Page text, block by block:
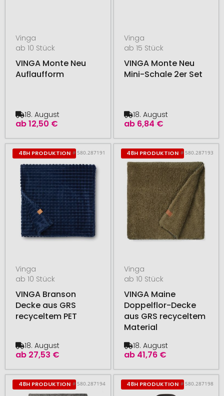
Vinga
ab 10 Stück
VINGA Monte Neu
Auflaufform
ab12,50 €
18. August
Vinga
ab 15 Stück
VINGA Monte Neu
Mini-Schale 2er Set
ab 6,84 €
18. August
48H PRODUKTION # 580.287191
Vinga
ab 10 Stück
VINGA Branson
Decke aus GRS
recyceltem PET
ab 27,53 €
18. August
48H PRODUKTION # 580.287193
Vinga
ab 10 Stück
VINGA Maine
Doppelflor-Decke
aus GRS recyceltem
Material
ab 41,76 €
18. August
48H PRODUKTION # 580.287194 48H PRODUKTION # 580.287198